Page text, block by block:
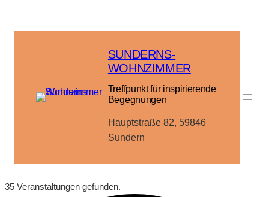
SUNDERNS-
WOHNZIMMER
Treffpunkt für inspirierende
Begegnungen
Hauptstraße 82, 59846
Sundern
35 Veranstaltungen gefunden.